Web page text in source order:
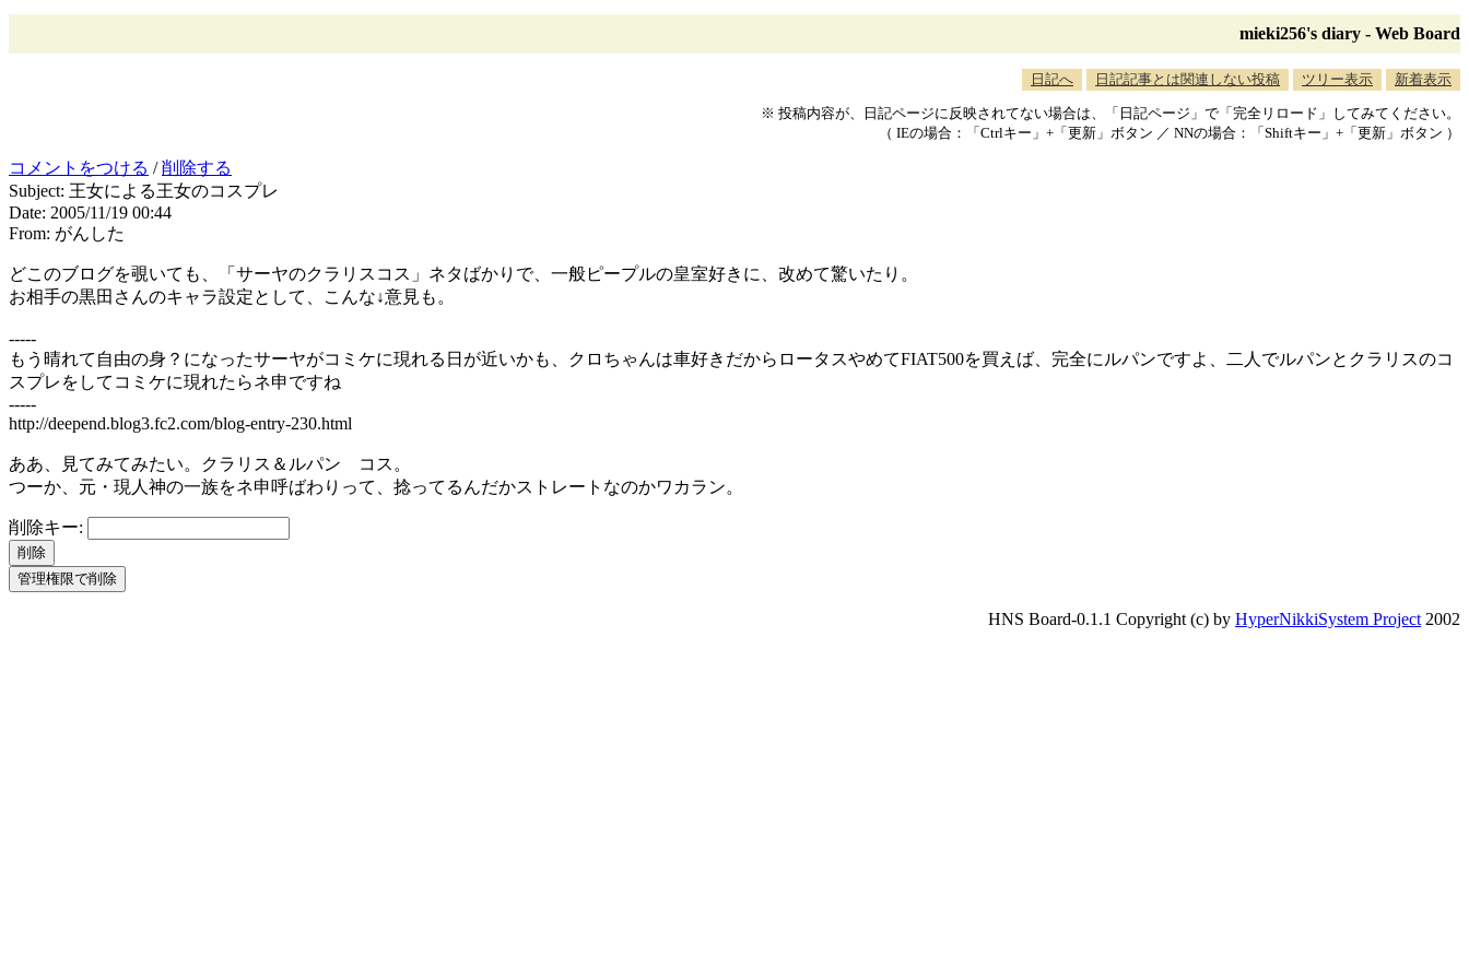
mieki256's diary - Web Board
日記へ 日記記事とは関連しない投稿 ツリー表示 新着表示
※ 投稿内容が、日記ページに反映されてない場合は、「日記ページ」で「完全リロード」してみてください。
（ IEの場合：「Ctrlキー」+「更新」ボタン ／ NNの場合：「Shiftキー」+「更新」ボタン ）
コメントをつける /削除する
Subject: 王女による王女のコスプレ
Date: 2005/11/19 00:44
From: がんした
どこのブログを覗いても、「サーヤのクラリスコス」ネタばかりで、一般ピープルの皇室好きに、改めて驚いたり。
お相手の黒田さんのキャラ設定として、こんな↓意見も。
-----
もう晴れて自由の身？になったサーヤがコミケに現れる日が近いかも、クロちゃんは車好きだからロータスやめてFIAT500を買えば、完全にルパンですよ、二人でルパンとクラリスのコ
スプレをしてコミケに現れたらネ申ですね
-----
http://deepend.blog3.fc2.com/blog-entry-230.html
ああ、見てみてみたい。クラリス＆ルパン コス。
つーか、元・現人神の一族をネ申呼ばわりって、捻ってるんだかストレートなのかワカラン。
削除キー:
HNS Board-0.1.1 Copyright (c) by HyperNikkiSystem Project 2002